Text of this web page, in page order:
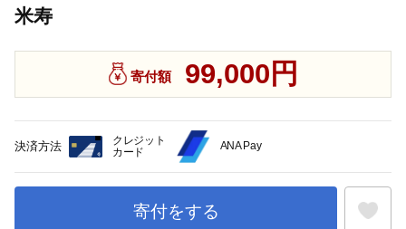
米寿
寄付額 99,000円
決済方法
クレジット
カード
ANA Pay
寄付をする